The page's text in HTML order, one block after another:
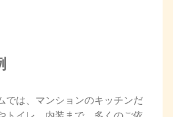
では、マンションのキッチンだ